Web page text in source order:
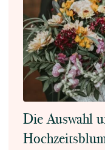
Die Auswahl